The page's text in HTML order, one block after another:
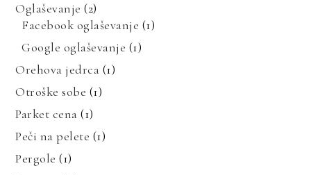
Oglaševanje (2)
Facebook oglaševanje (1)
Google oglaševanje (1)
Orehova jedrca (1)
Otroške sobe (1)
Parket cena (1)
Peči na pelete (1)
Pergole (1)